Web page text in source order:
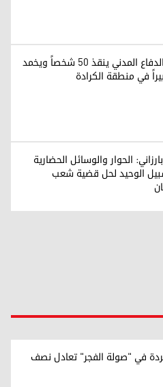
بغداد.. الدفاع المدني ينقذ 50 شخصاً ويخمد
في منطقة الكرادة
الحوار والوسائل الحضارية
الوحيد لحل قضية شعب
في "صولة الفجر" تعادل نصف